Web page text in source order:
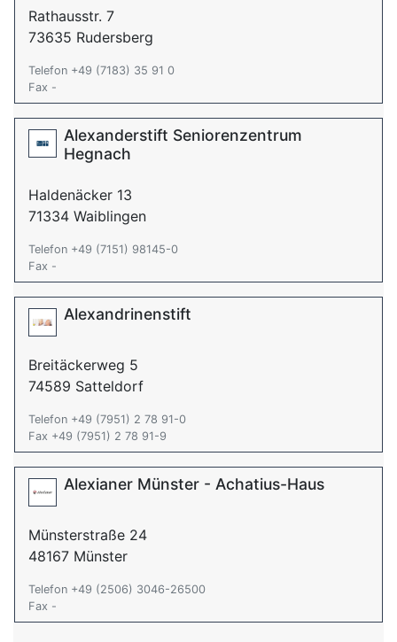
Rathausstr. 7
73635 Rudersberg
Telefon +49 (7183) 35 91 0
Fax -
Alexanderstift Seniorenzentrum
Hegnach
Haldenäcker 13
71334 Waiblingen
Telefon +49 (7151) 98145-0
Fax -
Alexandrinenstift
Breitäckerweg 5
74589 Satteldorf
Telefon +49 (7951) 2 78 91-0
Fax +49 (7951) 2 78 91-9
Alexianer Münster - Achatius-​Haus
Münsterstraße 24
48167 Münster
Telefon +49 (2506) 3046-26500
Fax -